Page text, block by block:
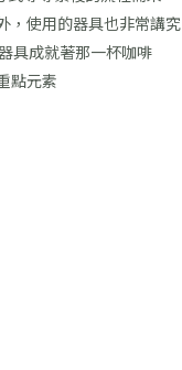
，使用的器具也非常講究
具成就著那一杯咖啡
點元素